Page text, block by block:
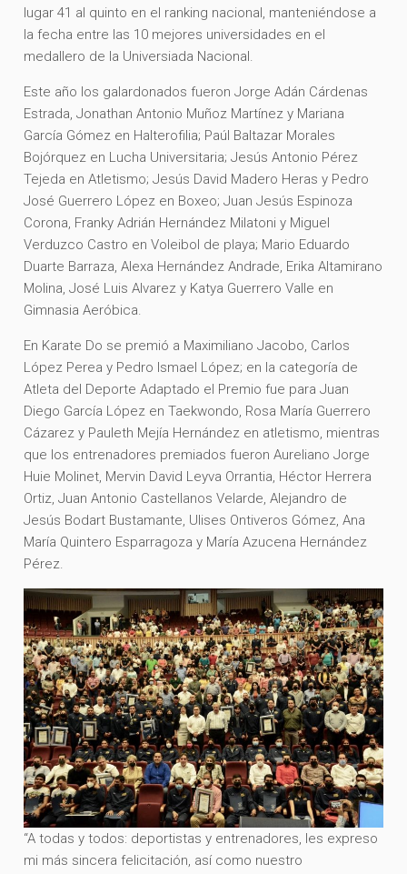
lugar 41 al quinto en el ranking nacional, manteniéndose a
la fecha entre las 10 mejores universidades en el
medallero de la Universiada Nacional.
Este año los galardonados fueron Jorge Adán Cárdenas
Estrada, Jonathan Antonio Muñoz Martínez y Mariana
García Gómez en Halterofilia; Paúl Baltazar Morales
Bojórquez en Lucha Universitaria; Jesús Antonio Pérez
Tejeda en Atletismo; Jesús David Madero Heras y Pedro
José Guerrero López en Boxeo; Juan Jesús Espinoza
Corona, Franky Adrián Hernández Milatoni y Miguel
Verduzco Castro en Voleibol de playa; Mario Eduardo
Duarte Barraza, Alexa Hernández Andrade, Erika Altamirano
Molina, José Luis Alvarez y Katya Guerrero Valle en
Gimnasia Aeróbica.
En Karate Do se premió a Maximiliano Jacobo, Carlos
López Perea y Pedro Ismael López; en la categoría de
Atleta del Deporte Adaptado el Premio fue para Juan
Diego García López en Taekwondo, Rosa María Guerrero
Cázarez y Pauleth Mejía Hernández en atletismo, mientras
que los entrenadores premiados fueron Aureliano Jorge
Huie Molinet, Mervin David Leyva Orrantia, Héctor Herrera
Ortiz, Juan Antonio Castellanos Velarde, Alejandro de
Jesús Bodart Bustamante, Ulises Ontiveros Gómez, Ana
María Quintero Esparragoza y María Azucena Hernández
Pérez.
“A todas y todos: deportistas y entrenadores, les expreso
mi más sincera felicitación, así como nuestro